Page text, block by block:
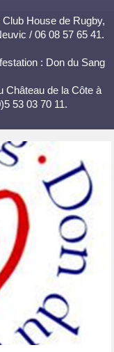
House de Rugby,
/ 06 08 57 65 41.
: Don du Sang
Château de la Côte à
53 03 70 11.